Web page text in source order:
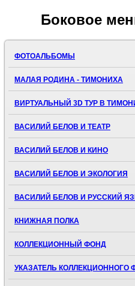
Боковое
ФОТОАЛЬБОМЫ
МАЛАЯ РОДИНА - ТИМОНИХА
ВИРТУАЛЬНЫЙ 3D ТУР В
ВАСИЛИЙ БЕЛОВ И ТЕАТР
ВАСИЛИЙ БЕЛОВ И КИНО
ВАСИЛИЙ БЕЛОВ И ЭКОЛОГИЯ
ВАСИЛИЙ БЕЛОВ И РУССКИЙ
КНИЖНАЯ ПОЛКА
КОЛЛЕКЦИОННЫЙ ФОНД
УКАЗАТЕЛЬ КОЛЛЕКЦИОННОГО